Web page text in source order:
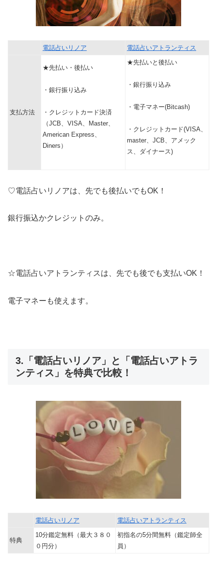
電話占いリノア 電話占いアトランティス
支払方法
★先払い・後払い
・銀行振り込み
・クレジットカード決済
（JCB、VISA、Master、
American Express、
Diners）
★先払いと後払い
・銀行振り込み
・電子マネー(Bitcash)
・クレジットカード(VISA、
master、JCB、アメック
ス、ダイナース)
♡電話占いリノアは、先でも後払いでもOK！
銀行振込かクレジットのみ。
☆電話占いアトランティスは、先でも後でも支払いOK！
電子マネーも使えます。
3.「電話占いリノア」と「電話占いアトラ
ンティス」を特典で比較！
電話占いリノア 電話占いアトランティス
特典
10分鑑定無料（最大３８０
０円分）
初指名の5分間無料（鑑定師全
員）